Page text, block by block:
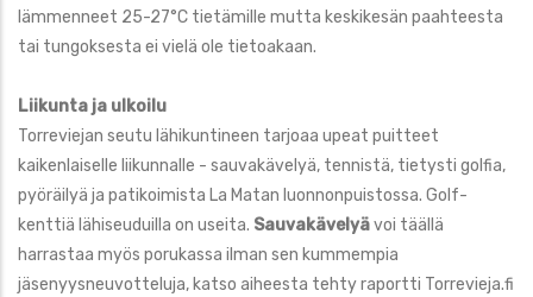
lämmenneet 25-27°C tietämille mutta keskikesän paahteesta
tai tungoksesta ei vielä ole tietoakaan.
Liikunta ja ulkoilu
Torreviejan seutu lähikuntineen tarjoaa upeat puitteet
kaikenlaiselle liikunnalle - sauvakävelyä, tennistä, tietysti golfia,
pyöräilyä ja patikoimista La Matan luonnonpuistossa. Golf-
kenttiä lähiseuduilla on useita. Sauvakävelyävoi täällä
harrastaa myös porukassa ilman sen kummempia
jäsenyysneuvotteluja, katso aiheesta tehty raportti Torrevieja.fi